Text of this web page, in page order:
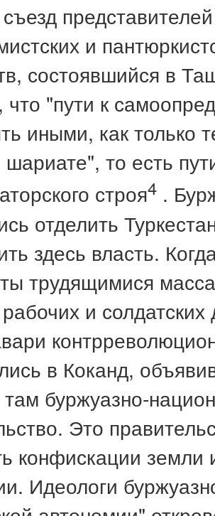
и
состоявшийся в
что "пути к
иными, как только
шариате", то есть
строя4 .
отделить
здесь власть.
трудящимися
и солдатских
в Коканд,
буржуазно-
Это
конфискации
Идеологи